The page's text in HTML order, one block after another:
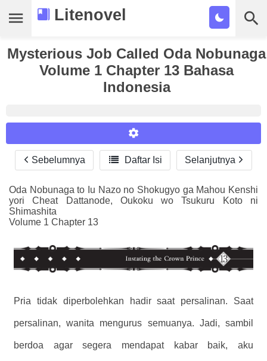
Litenovel
Daftar Novel
Tamat
Bookmark
Mysterious Job Called Oda Nobunaga
Volume 1 Chapter 13 Bahasa
Indonesia
Reader Settings
Font :
Titillium Web
Arial
Times New Roman
Size :
16
Sebelumnya  Daftar Isi Selanjutnya
Oda Nobunaga to Iu Nazo no Shokugyo ga Mahou Kenshi
yori Cheat Dattanode, Oukoku wo Tsukuru Koto ni
Shimashita
Volume 1 Chapter 13
Pria tidak diperbolehkan hadir saat persalinan. Saat
persalinan, wanita mengurus semuanya. Jadi, sambil
berdoa agar segera mendapat kabar baik, aku